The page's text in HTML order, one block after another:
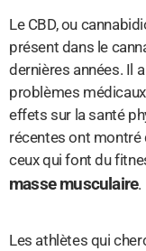
Le CBD, ou
présent dans le
dernières années. Il
problèmes
effets sur la santé
récentes ont montré
ceux qui font du
masse musculaire.
Les athlètes qui